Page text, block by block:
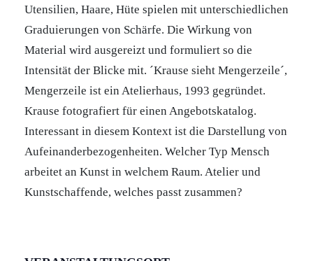
Utensilien, Haare, Hüte spielen mit unterschiedlichen
Graduierungen von Schärfe. Die Wirkung von
Material wird ausgereizt und formuliert so die
Intensität der Blicke mit. ´Krause sieht Mengerzeile´,
Mengerzeile ist ein Atelierhaus, 1993 gegründet.
Krause fotografiert für einen Angebotskatalog.
Interessant in diesem Kontext ist die Darstellung von
Aufeinanderbezogenheiten. Welcher Typ Mensch
arbeitet an Kunst in welchem Raum. Atelier und
Kunstschaffende, welches passt zusammen?